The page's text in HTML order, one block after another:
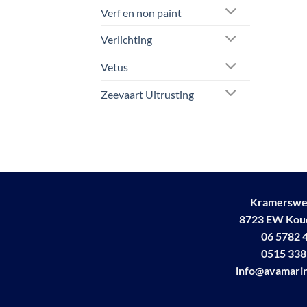
Verf en non paint
Verlichting
Vetus
Zeevaart Uitrusting
8723 EW
06 5782
0515